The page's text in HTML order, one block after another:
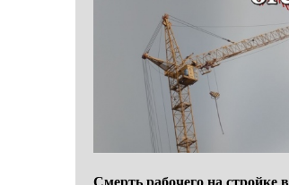
Смерть рабочего на стройке в